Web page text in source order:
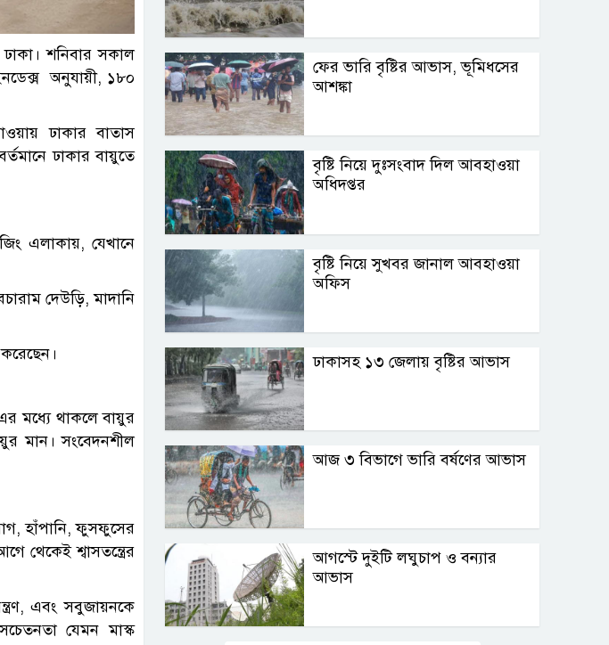
শনিবার সকাল
অনুযায়ী, ১৮০
ঢাকার বাতাস
বর্তমানে ঢাকার বায়ুতে
এলাকায়, যেখানে
দেউড়ি, মাদানি
মধ্যে থাকলে বায়ুর
মান। সংবেদনশীল
হাঁপানি, ফুসফুসের
থেকেই শ্বাসতন্ত্রের
এবং সবুজায়নকে
যেমন মাস্ক
ফের ভারি বৃষ্টির আভাস, ভূমিধসের
আশঙ্কা
বৃষ্টি নিয়ে দুঃসংবাদ দিল আবহাওয়া
অধিদপ্তর
বৃষ্টি নিয়ে সুখবর জানাল আবহাওয়া
অফিস
ঢাকাসহ ১৩ জেলায় বৃষ্টির আভাস
আজ ৩ বিভাগে ভারি বর্ষণের আভাস
আগস্টে দুইটি লঘুচাপ ও বন্যার
আভাস